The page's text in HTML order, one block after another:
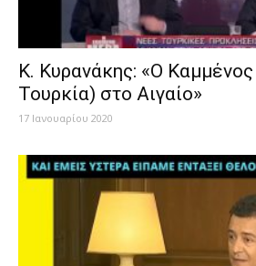
Κ. Κυρανάκης: «Ο
Τουρκία) στο Αιγαίο»
17 Ιανουαρίου 2020